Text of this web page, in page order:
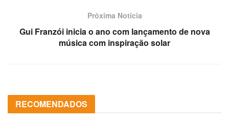
Próxima Notícia
Gui Franzói inicia o ano com lançamento de nova
música com inspiração solar
RECOMENDADOS